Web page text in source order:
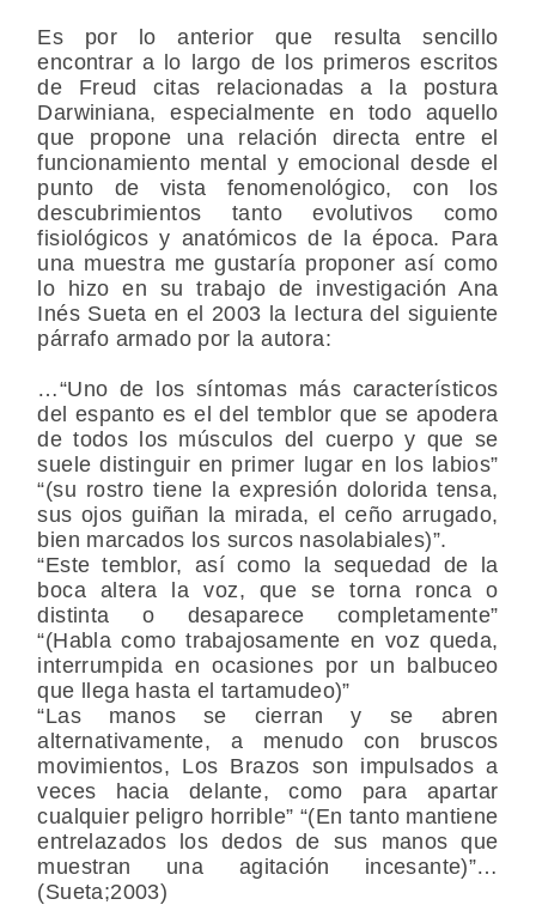
Es por lo anterior que resulta sencillo
encontrar a lo largo de los primeros escritos
de Freud citas relacionadas a la postura
Darwiniana, especialmente en todo aquello
que propone una relación directa entre el
funcionamiento mental y emocional desde el
punto de vista fenomenológico, con los
descubrimientos tanto evolutivos como
fisiológicos y anatómicos de la época. Para
una muestra me gustaría proponer así como
lo hizo en su trabajo de investigación Ana
Inés Sueta en el 2003 la lectura del siguiente
párrafo armado por la autora:
…“Uno de los síntomas más característicos
del espanto es el del temblor que se apodera
de todos los músculos del cuerpo y que se
suele distinguir en primer lugar en los labios”
“(su rostro tiene la expresión dolorida tensa,
sus ojos guiñan la mirada, el ceño arrugado,
bien marcados los surcos nasolabiales)”.
“Este temblor, así como la sequedad de la
boca altera la voz, que se torna ronca o
distinta o desaparece completamente”
“(Habla como trabajosamente en voz queda,
interrumpida en ocasiones por un balbuceo
que llega hasta el tartamudeo)”
“Las manos se cierran y se abren
alternativamente, a menudo con bruscos
movimientos, Los Brazos son impulsados a
veces hacia delante, como para apartar
cualquier peligro horrible” “(En tanto mantiene
entrelazados los dedos de sus manos que
muestran una agitación incesante)”…
(Sueta;2003)